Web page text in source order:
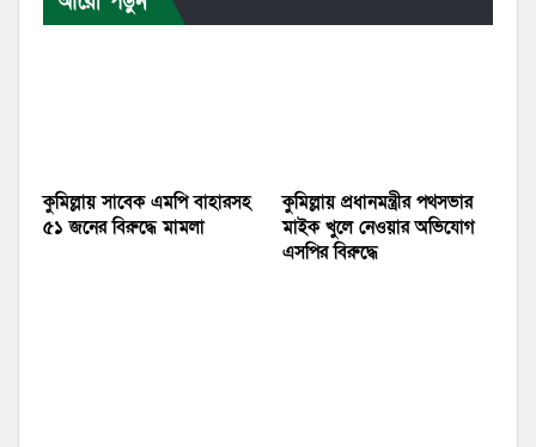
কুমিল্লায় সাবেক এমপি বাহারসহ
৫১ জনের বিরুদ্ধে মামলা
কুমিল্লায় প্রধানমন্ত্রীর পথসভার
মাইক খুলে নেওয়ার অভিযোগ
এসপির বিরুদ্ধে